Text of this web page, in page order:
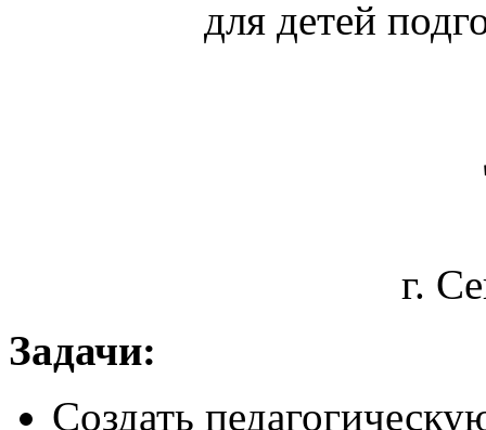
для детей
г.
Задачи:
Создать